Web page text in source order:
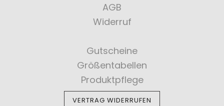
AGB
Widerruf
Gutscheine
Größentabellen
Produktpflege
VERTRAG WIDERRUFEN